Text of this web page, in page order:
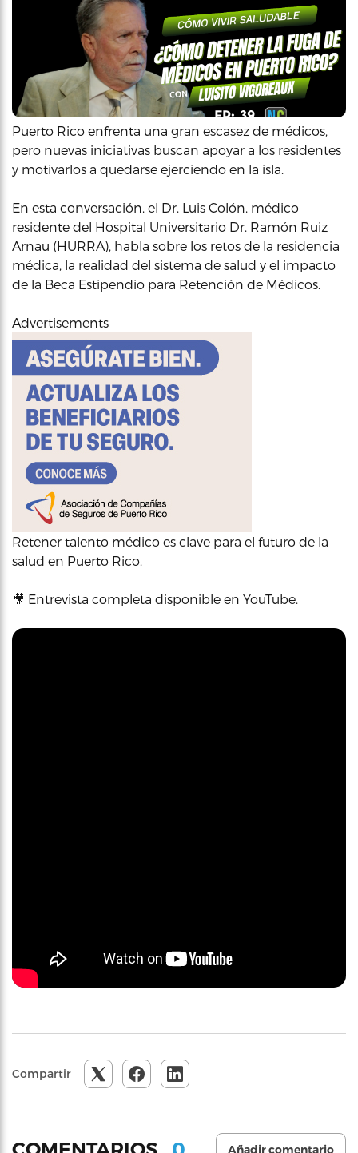
Puerto Rico enfrenta una gran escasez de médicos,
pero nuevas iniciativas buscan apoyar a los residentes
y motivarlos a quedarse ejerciendo en la isla.
En esta conversación, el Dr. Luis Colón, médico
residente del Hospital Universitario Dr. Ramón Ruiz
Arnau (HURRA), habla sobre los retos de la residencia
médica, la realidad del sistema de salud y el impacto
de la Beca Estipendio para Retención de Médicos.
Advertisements
Retener talento médico es clave para el futuro de la
salud en Puerto Rico.
🎥 Entrevista completa disponible en YouTube.
Compartir
0 Añadir comentario